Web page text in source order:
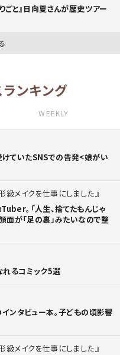
ごと』日向夏さんが歴史ツアー
ンキング
WEEKLY
けていたSNSでの告発<娘がい
級メイクを仕事にしました
。「人生、捨てたもんじゃ
面が「足の裏」みたいなので整
るコミック5選
インタビュー本。子どもの頃影響
級メイクを仕事にしました